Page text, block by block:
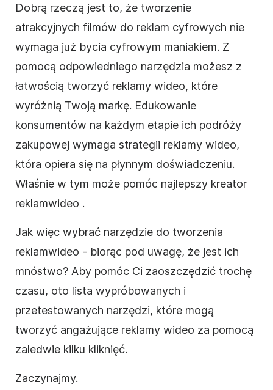
Dobrą rzeczą jest to, że tworzenie
atrakcyjnych filmów do reklam cyfrowych nie
wymaga już bycia cyfrowym maniakiem. Z
pomocą odpowiedniego narzędzia możesz z
łatwością tworzyć reklamy wideo, które
wyróżnią Twoją markę. Edukowanie
konsumentów na każdym etapie ich podróży
zakupowej wymaga strategii reklamy wideo,
która opiera się na płynnym doświadczeniu.
Właśnie w tym może pomóc najlepszy kreator
reklamwideo .
Jak więc wybrać narzędzie do tworzenia
reklamwideo - biorąc pod uwagę, że jest ich
mnóstwo? Aby pomóc Ci zaoszczędzić trochę
czasu, oto lista wypróbowanych i
przetestowanych narzędzi, które mogą
tworzyć angażujące reklamy wideo za pomocą
zaledwie kilku kliknięć.
Zaczynajmy.